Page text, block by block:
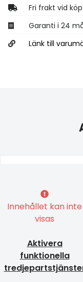
Fri frakt vid
Garanti i 24
Länk till
Innehållet kan inte
visas
Aktivera
funktionella